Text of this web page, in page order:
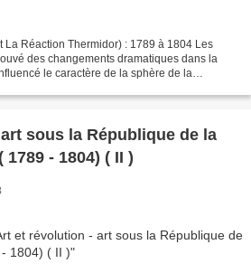
La Réaction Thermidor) : 1789 à 1804 Les
des changements dramatiques dans la
le caractère de la sphère de la
sous la République de la
- 1804) ( II )